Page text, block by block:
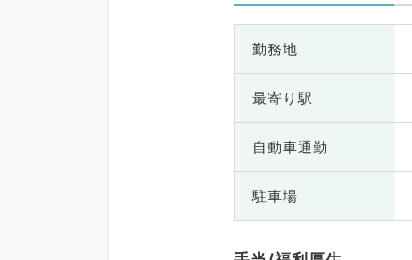
勤務地
最寄り駅
自動車通勤
駐車場